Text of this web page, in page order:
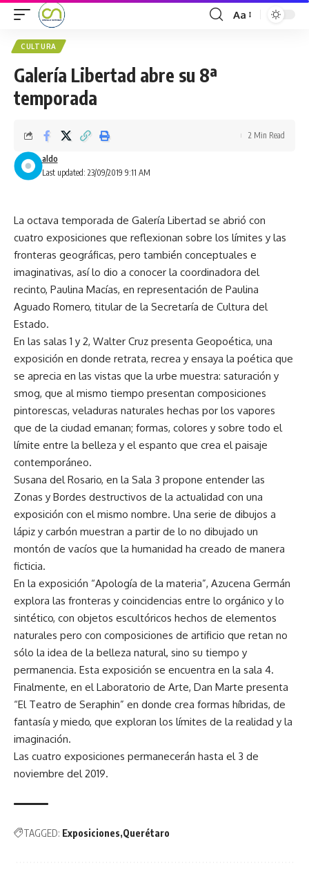
Aa
CULTURA
Galería Libertad abre su 8ª
temporada
Last updated: 23/09/2019 9:11 AM
aldo
2 Min Read
La octava temporada de Galería Libertad se abrió con
cuatro exposiciones que reflexionan sobre los límites y las
fronteras geográficas, pero también conceptuales e
imaginativas, así lo dio a conocer la coordinadora del
recinto, Paulina Macías, en representación de Paulina
Aguado Romero, titular de la Secretaría de Cultura del
Estado.
En las salas 1 y 2, Walter Cruz presenta Geopoética, una
exposición en donde retrata, recrea y ensaya la poética que
se aprecia en las vistas que la urbe muestra: saturación y
smog, que al mismo tiempo presentan composiciones
pintorescas, veladuras naturales hechas por los vapores
que de la ciudad emanan; formas, colores y sobre todo el
límite entre la belleza y el espanto que crea el paisaje
contemporáneo.
Susana del Rosario, en la Sala 3 propone entender las
Zonas y Bordes destructivos de la actualidad con una
exposición con el mismo nombre. Una serie de dibujos a
lápiz y carbón muestran a partir de lo no dibujado un
montón de vacíos que la humanidad ha creado de manera
ficticia.
En la exposición “Apología de la materia”, Azucena Germán
explora las fronteras y coincidencias entre lo orgánico y lo
sintético, con objetos escultóricos hechos de elementos
naturales pero con composiciones de artificio que retan no
sólo la idea de la belleza natural, sino su tiempo y
permanencia. Esta exposición se encuentra en la sala 4.
Finalmente, en el Laboratorio de Arte, Dan Marte presenta
“El Teatro de Seraphin” en donde crea formas híbridas, de
fantasía y miedo, que exploran los límites de la realidad y la
imaginación.
Las cuatro exposiciones permanecerán hasta el 3 de
noviembre del 2019.
TAGGED: Exposiciones Querétaro